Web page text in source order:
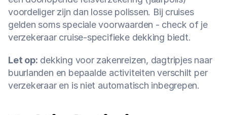
voordeliger zijn dan losse polissen. Bij cruises
gelden soms speciale voorwaarden - check of je
verzekeraar cruise-specifieke dekking biedt.
Let op: dekking voor zakenreizen, dagtripjes naar
buurlanden en bepaalde activiteiten verschilt per
verzekeraar en is niet automatisch inbegrepen.